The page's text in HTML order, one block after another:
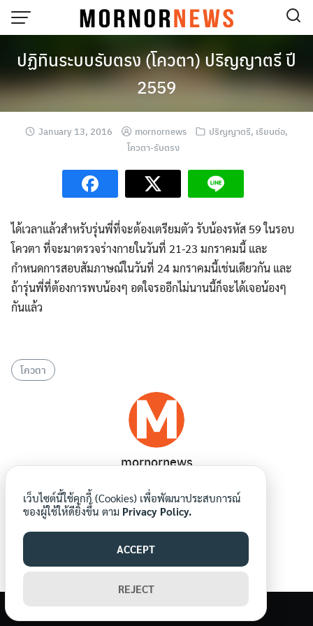
Skip
Search
ปฏิทินระบบรับตรง (โควตา) ปริญญาตรี ปี
2559
January 13, 2016 mornornews ปริญญาตรี, เรียนต่อ,
โควตา-รับตรง
ได้เวลาแล้วสำหรับรุ่นพี่ที่จะต้องเตรียมตัว รับน้องรหัส 59 ในรอบ
โควตา ที่จะมาตรวจร่างกายในวันที่ 21-23 มกราคมนี้ และ
กำหนดการสอบสัมภาษณ์ในวันที่ 24 มกราคมนี้เช่นเดียวกัน และ
ถ้ารุ่นพี่ที่ต้องการพบน้องๆ อดใจรออีกไม่นานนี้ก็จะได้เจอน้องๆ
กันแล้ว
โควตา
mornornews
เว็บไซต์นี้ใช้คุกกี้ (Cookies) เพื่อพัฒนาประสบการณ์
ของผู้ใช้ให้ดียิ่งขึ้น ตาม Privacy Policy.
ACCEPT
REJECT